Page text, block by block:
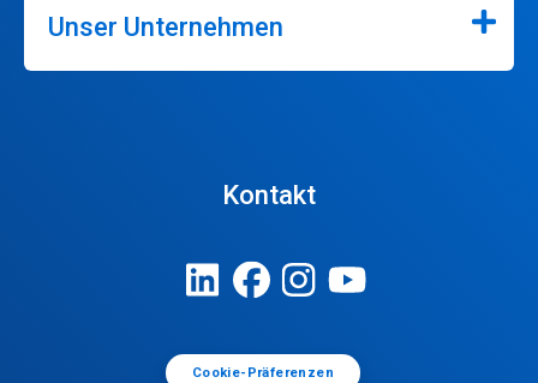
Unser Unternehmen
Kontakt
Cookie-Präferenzen